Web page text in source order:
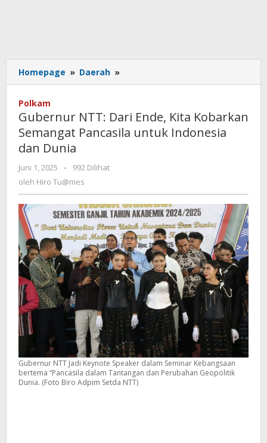
Homepage » Daerah »
NTT:
Kita
Kobarkan
dan
Dunia
Polkam
Gubernur NTT: Dari Ende, Kita Kobarkan
Semangat Pancasila untuk Indonesia
dan Dunia
Juni 1, 2025
oleh
Hiro
Tu@mes
-
992 Dilihat
oleh Hiro Tu@mes
Gubernur NTT Jadi Keynote Speaker dalam Seminar Kebangsaan
bertema “Pancasila dalam Tantangan dan Perubahan Geopolitik
Dunia. (Foto Biro Adpim Setda NTT)